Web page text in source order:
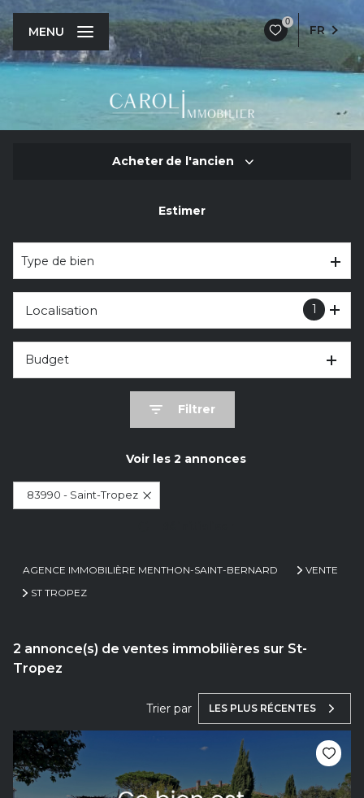
0
FR
MENU
Acheter de l'ancien
De l'immo pro
Estimer
Type de bien
1
Localisation
Budget
Filtrer
Voir les 2 annonces
83990 - Saint-Tropez
AGENCE IMMOBILIÈRE MENTHON-SAINT-BERNARD
VENTE
ST TROPEZ
2 annonce(s) de ventes immobilières sur St-
Tropez
Trier par LES PLUS RÉCENTES